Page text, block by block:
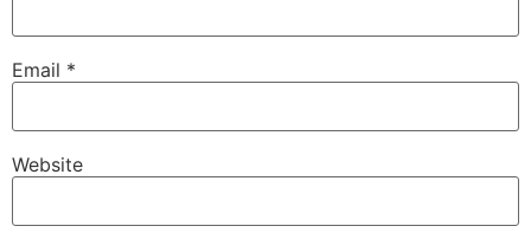
Email *
Website